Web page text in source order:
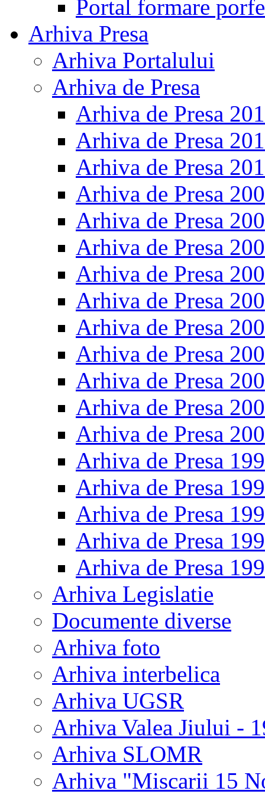
Portal formare
Arhiva Presa
Arhiva Portalului
Arhiva de Presa
Arhiva de Presa
Arhiva de Presa
Arhiva de Presa
Arhiva de Presa
Arhiva de Presa
Arhiva de Presa
Arhiva de Presa
Arhiva de Presa
Arhiva de Presa
Arhiva de Presa
Arhiva de Presa
Arhiva de Presa
Arhiva de Presa
Arhiva de Presa
Arhiva de Presa
Arhiva de Presa
Arhiva de Presa
Arhiva de Presa
Arhiva Legislatie
Documente diverse
Arhiva foto
Arhiva interbelica
Arhiva UGSR
Arhiva Valea Jiului -
Arhiva SLOMR
Arhiva "Miscarii 15